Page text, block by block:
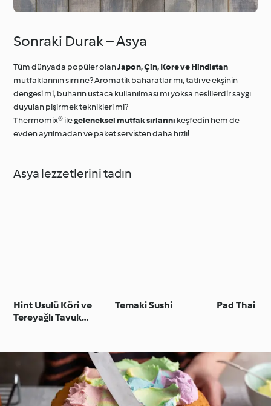
Sonraki Durak – Asya
Tüm dünyada popüler olanJapon, Çin, Kore ve Hindistan
mutfaklarının sırrı ne? Aromatik baharatlar mı, tatlı ve ekşinin
dengesi mi, buharın ustaca kullanılması mı yoksa nesillerdir saygı
duyulan pişirmek teknikleri mi?
Thermomix® ilegeleneksel mutfak sırlarını keşfedin hem de
evden ayrılmadan ve paket servisten daha hızlı!
Asya lezzetlerini tadın
Hint Usulü Köri ve
Tereyağlı Tavuk
Temaki Sushi Pad Thai